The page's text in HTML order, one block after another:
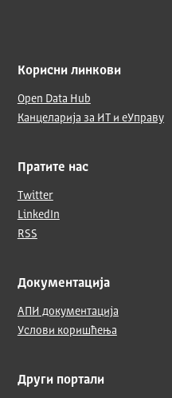
Корисни линкови
Open Data Hub
Канцеларија за ИТ и еУправу
Пратите нас
Twitter
LinkedIn
RSS
Документација
АПИ документација
Услови коришћења
Други портали